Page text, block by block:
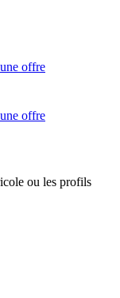
offre
offre
ou les profils